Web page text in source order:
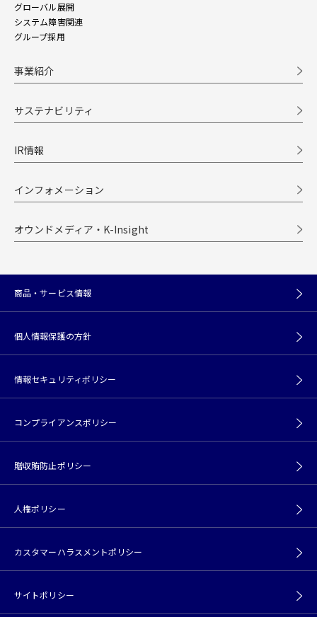
グローバル展開
システム障害関連
グループ採用
事業紹介
サステナビリティ
IR情報
インフォメーション
オウンドメディア・K-Insight
商品・サービス情報
個人情報保護の方針
情報セキュリティポリシー
コンプライアンスポリシー
贈収賄防止ポリシー
人権ポリシー
カスタマーハラスメントポリシー
サイトポリシー